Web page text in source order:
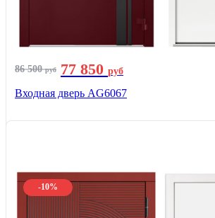
86 500руб 77 850 руб
Входная дверь AG6067
-10%